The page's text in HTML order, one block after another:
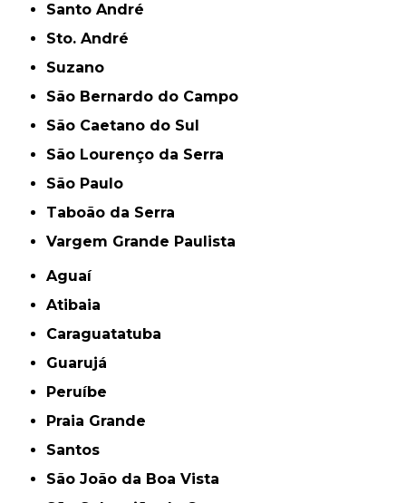
Santo André
Sto. André
Suzano
São Bernardo do Campo
São Caetano do Sul
São Lourenço da Serra
São Paulo
Taboão da Serra
Vargem Grande Paulista
Aguaí
Atibaia
Caraguatatuba
Guarujá
Peruíbe
Praia Grande
Santos
São João da Boa Vista